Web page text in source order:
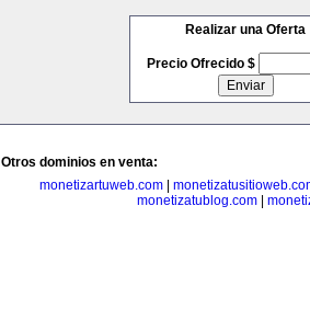
Realizar una Oferta
Precio Ofrecido $
Otros dominios en venta:
monetizartuweb.com|
monetizatublog.com|